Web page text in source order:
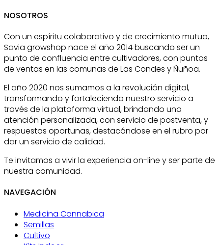
NOSOTROS
Con un espíritu colaborativo y de crecimiento mutuo,
Savia growshop nace el año 2014 buscando ser un
punto de confluencia entre cultivadores, con puntos
de ventas en las comunas de Las Condes y Ñuñoa.
El año 2020 nos sumamos a la revolución digital,
transformando y fortaleciendo nuestro servicio a
través de la plataforma virtual, brindando una
atención personalizada, con servicio de postventa, y
respuestas oportunas, destacándose en el rubro por
dar un servicio de calidad.
Te invitamos a vivir la experiencia on-line y ser parte de
nuestra comunidad.
NAVEGACIÓN
Medicina Cannabica
Semillas
Cultivo